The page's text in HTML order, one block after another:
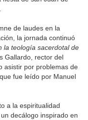
de laudes en la
la jornada continuó
la teología sacerdotal de
Gallardo, rector del
asistir por problemas de
fue leído por Manuel
a la espiritualidad
decálogo inspirado en